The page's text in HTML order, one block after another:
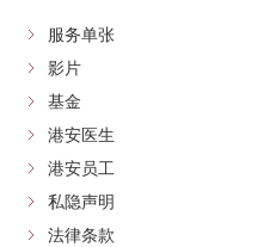
服务单张
影片
基金
港安医生
港安员工
私隐声明
法律条款